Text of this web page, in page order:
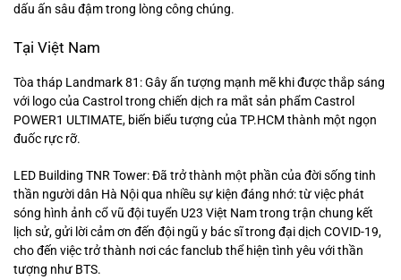
dấu ấn sâu đậm trong lòng công chúng.
Tại Việt Nam
Tòa tháp Landmark 81: Gây ấn tượng mạnh mẽ khi được thắp sáng
với logo của Castrol trong chiến dịch ra mắt sản phẩm Castrol
POWER1 ULTIMATE, biến biểu tượng của TP.HCM thành một ngọn
đuốc rực rỡ.
LED Building TNR Tower: Đã trở thành một phần của đời sống tinh
thần người dân Hà Nội qua nhiều sự kiện đáng nhớ: từ việc phát
sóng hình ảnh cổ vũ đội tuyển U23 Việt Nam trong trận chung kết
lịch sử, gửi lời cảm ơn đến đội ngũ y bác sĩ trong đại dịch COVID-19,
cho đến việc trở thành nơi các fanclub thể hiện tình yêu với thần
tượng như BTS.